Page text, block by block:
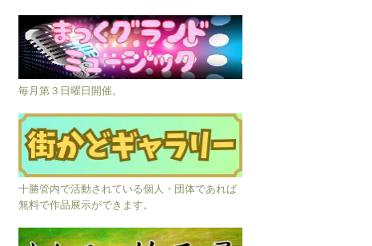
毎月第３日曜日開催。
十勝管内で活動されている個人・団体であれば
無料で作品展示ができます。